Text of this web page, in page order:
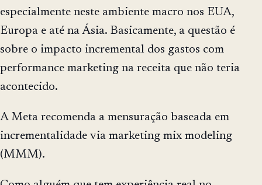
especialmente neste ambiente macro nos EUA,
Europa e até na Ásia. Basicamente, a questão é
sobre o impacto incremental dos gastos com
performance marketing na receita que não teria
acontecido.
A Meta recomenda a mensuração baseada em
incrementalidade via marketing mix modeling
(MMM).